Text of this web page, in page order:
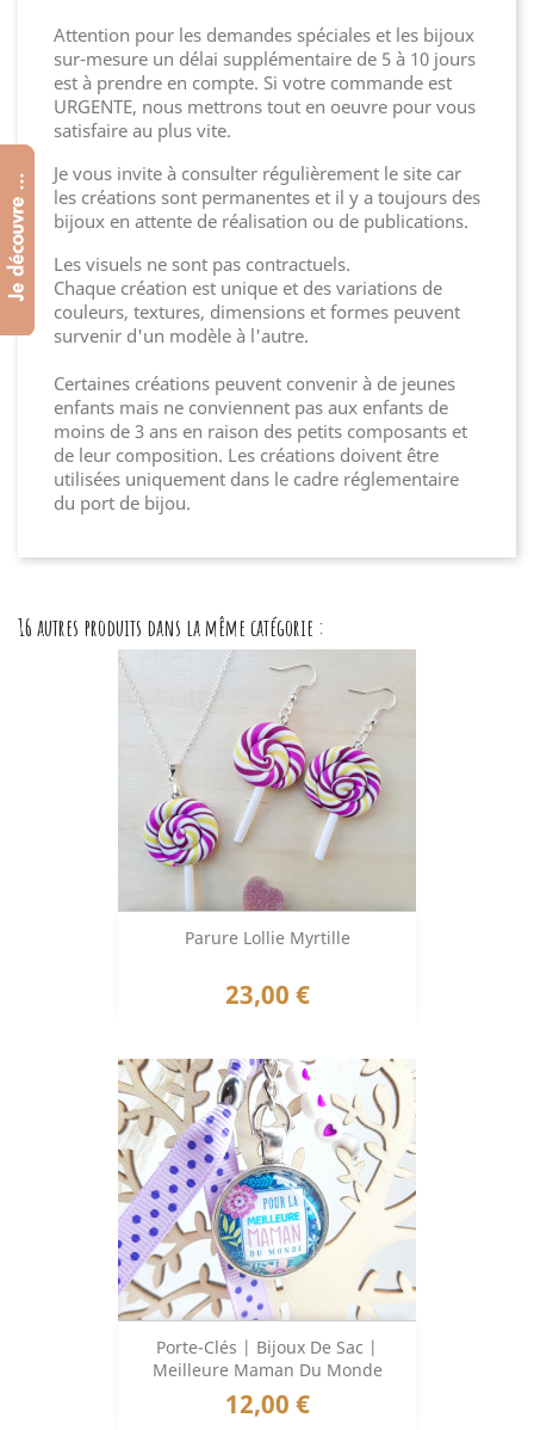
Attention pour les demandes spéciales et les bijoux
sur-mesure un délai supplémentaire de 5 à 10 jours
est à prendre en compte. Si votre commande est
URGENTE, nous mettrons tout en oeuvre pour vous
satisfaire au plus vite.
Je vous invite à consulter régulièrement le site car
les créations sont permanentes et il y a toujours des
bijoux en attente de réalisation ou de publications.
Les visuels ne sont pas contractuels.
Chaque création est unique et des variations de
couleurs, textures, dimensions et formes peuvent
survenir d'un modèle à l'autre.
Certaines créations peuvent convenir à de jeunes
enfants mais ne conviennent pas aux enfants de
moins de 3 ans en raison des petits composants et
de leur composition. Les créations doivent être
utilisées uniquement dans le cadre réglementaire
du port de bijou.
16 autres produits dans la même catégorie :
Parure Lollie Myrtille
Prix
23,00 €
Porte-Clés | Bijoux De Sac |
Meilleure Maman Du Monde
Prix
12,00 €